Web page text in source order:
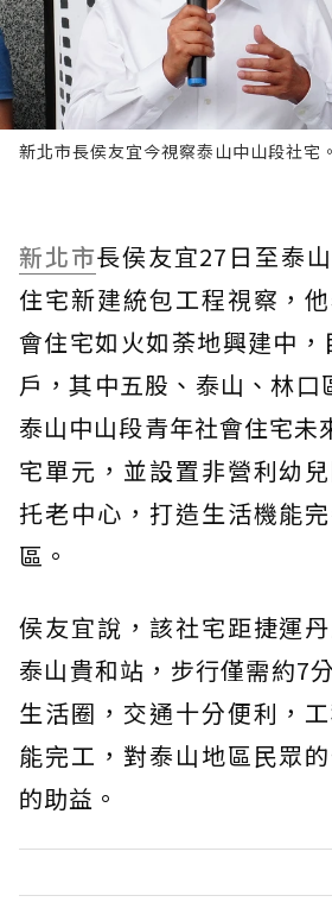
新北市長侯友宜今視察泰山中山段社宅
新北市長侯友宜27日至泰
住宅新建統包工程視察，
會住宅如火如荼地興建中
戶，其中五股、泰山、林口
泰山中山段青年社會住宅未
宅單元，並設置非營利幼
托老中心，打造生活機能
區。
侯友宜說，該社宅距捷運
泰山貴和站，步行僅需約7
生活圈，交通十分便利，
能完工，對泰山地區民眾
的助益。